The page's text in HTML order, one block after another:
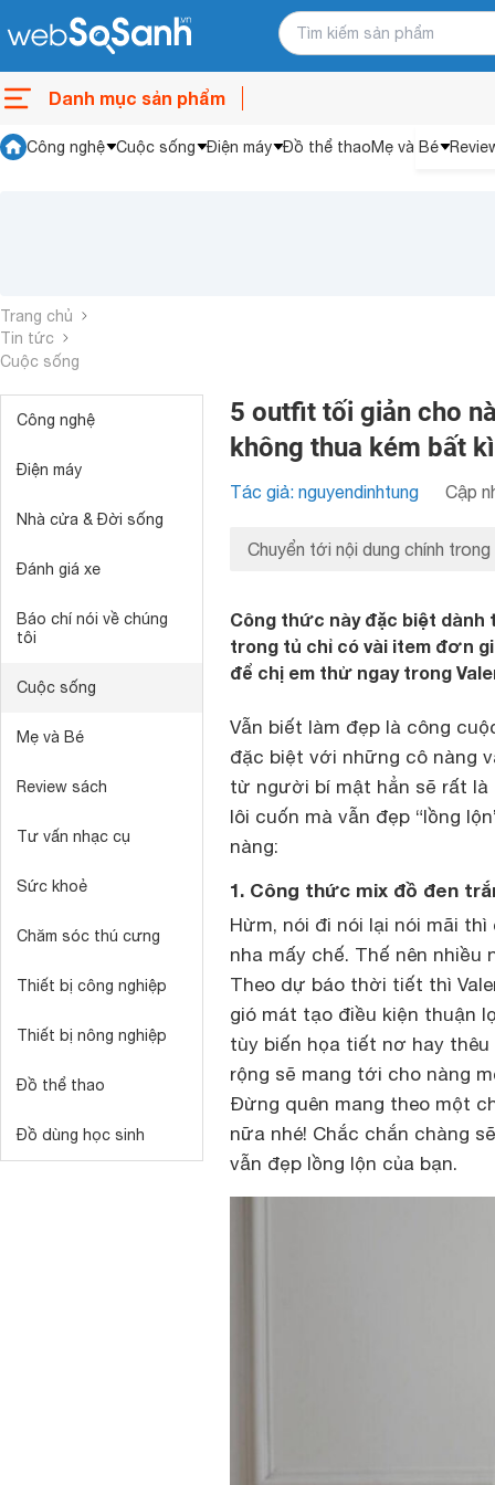
Danh mục sản phẩm
Công nghệ Cuộc sống Điện máy Đồ thể thaoMẹ và Bé
Trang chủ
Tin tức
Cuộc sống
Công nghệ
Điện máy
Nhà cửa & Đời sống
Đánh giá xe
Báo chí nói về chúng
tôi
Cuộc sống
Mẹ và Bé
Review sách
Tư vấn nhạc cụ
Sức khoẻ
Chăm sóc thú cưng
Thiết bị công nghiệp
Thiết bị nông nghiệp
Đồ thể thao
Đồ dùng học sinh
5 outfit tối giản cho
không thua kém bất
Tác giả: nguyendinhtung Cập
Chuyển tới nội dung chính
Công thức này đặc biệt
trong tủ chỉ có vài item đơn
để chị em thử ngay trong
Vẫn biết làm đẹp là công
đặc biệt với những cô nàng
từ người bí mật hẳn sẽ rất là
lôi cuốn mà vẫn đẹp “lồng
nàng:
1. Công thức mix đồ đen
Hừm, nói đi nói lại nói mãi
nha mấy chế. Thế nên
Theo dự báo thời tiết thì
gió mát tạo điều kiện thuận
tùy biến họa tiết nơ hay
rộng sẽ mang tới cho nàng
Đừng quên mang theo một
nữa nhé! Chắc chắn chàng
vẫn đẹp lồng lộn của bạn.